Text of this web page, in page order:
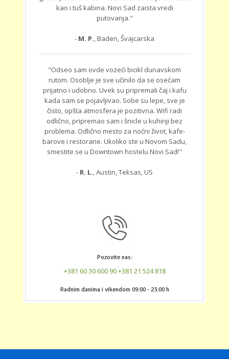
kao i tuš kabina. Novi Sad zaista vredi
putovanja."
- M. P., Baden, Švajcarska
"Odseo sam ovde vozeći bicikl dunavskom
rutom. Osoblje je sve učinilo da se osećam
prijatno i udobno. Uvek su pripremali čaj i kafu
kada sam se pojavljivao. Sobe su lepe, sve je
čisto, opšta atmosfera je pozitivna. Wifi radi
odlično, pripremao sam i šnicle u kuhinji bez
problema. Odlično mesto za noćni život, kafe-
barove i restorane. Ukoliko ste u Novom Sadu,
smestite se u Downtown hostelu Novi Sad!"
- R. L., Austin, Teksas, US
Pozovite nas:
+381 60 30 600 90+381 21 524 818
‎Radnim danima i vikendom 09:00 - 23:00 h